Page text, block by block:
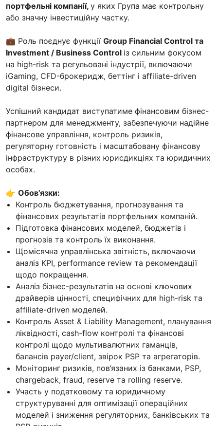
портфельні компанії, у яких Група має контрольну
або значну інвестиційну частку.
💼 Роль поєднує функції Group Financial Control та
Investment / Business Control із сильним фокусом
на high-risk та регульовані індустрії, включаючи
iGaming, CFD-брокеридж, беттінг і affiliate-driven
digital бізнеси.
Успішний кандидат виступатиме фінансовим бізнес-
партнером для менеджменту, забезпечуючи надійне
фінансове управління, контроль ризиків,
регуляторну готовність і масштабовану фінансову
інфраструктуру в різних юрисдикціях та юридичних
особах.
👉 Обов’язки:
Контроль бюджетування, прогнозування та
фінансових результатів портфельних компаній.
Підготовка фінансових моделей, бюджетів і
прогнозів та контроль їх виконання.
Щомісячна управлінська звітність, включаючи
аналіз KPI, performance review та рекомендації
щодо покращення.
Аналіз бізнес-результатів на основі ключових
драйверів цінності, специфічних для high-risk та
affiliate-driven моделей.
Контроль Asset & Liability Management, планування
ліквідності, cash-flow контролі та фінансові
контролі щодо мультивалютних гаманців,
балансів payer/client, звірок PSP та агрегаторів.
Моніторинг ризиків, пов’язаних із банками, PSP,
chargeback, fraud, reserve та rolling reserve.
Участь у податковому та юридичному
структуруванні для оптимізації операційних
моделей і зниження регуляторних, банківських та